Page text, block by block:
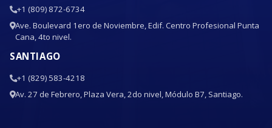
+1 (809) 872-6734
Ave. Boulevard 1ero de Noviembre, Edif. Centro Profesional Punta
Cana, 4to nivel.
SANTIAGO
+1 (829) 583-4218
Av. 27 de Febrero, Plaza Vera, 2do nivel, Módulo B7, Santiago.